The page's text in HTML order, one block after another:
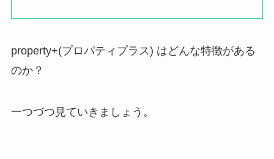
property+(プロパティプラス) はどんな特徴がある
のか？
一つづつ見ていきましょう。